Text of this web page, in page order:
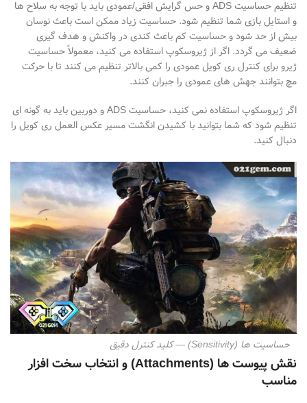
تنظیم حساسیت و حس گرایش افقی/عمودی باید با توجه به سلاح ها
و استایل بازی شما تنظیم شود. حساسیت زیاد ممکن است باعث نوسان
بیش از حد شود و حساسیت کم باعث کندی در واکنش و هدف گیری
ضعیف می گردد. اگر از ژیروسکوپ استفاده می کنید، معمولاً حساسیت
ژیرو برای کنترل ری کویلعمودی را کمی بالاتر تنظیم می کنند تا با حرکت
مچ بتوانند جهش های عمودی را جبران کنند.
اگر ژیروسکوپ استفاده نمی کنید، حساسیت و دوربین باید به گونه ای
تنظیم شود که شما بتوانید با کشیدن انگشت مسیر عکسالعمل ری کویل را
دنبال کنید.
حساسیت ها (Sensitivity) — کلید کنترل دقیق
نقش پیوست ها (Attachments)
و انتخاب سخت افزار
مناسب